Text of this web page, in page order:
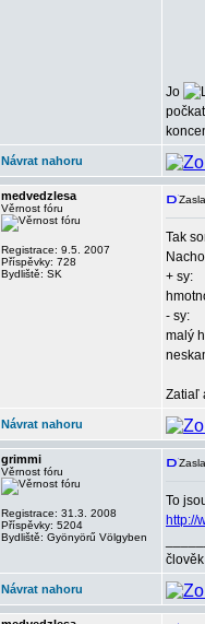
Jo
Návrat nahoru
medvedzlesa
Věrnost fóru
Registrace: 9.5. 2007
Příspěvky: 728
Bydliště: SK
Tak
+ sy:
- sy:
malý
Zatiaľ
Návrat nahoru
grimmi
Věrnost fóru
Registrace: 31.3. 2008
Příspěvky: 5204
Bydliště: Gyönyörű Völgyben
To
http://
Návrat nahoru